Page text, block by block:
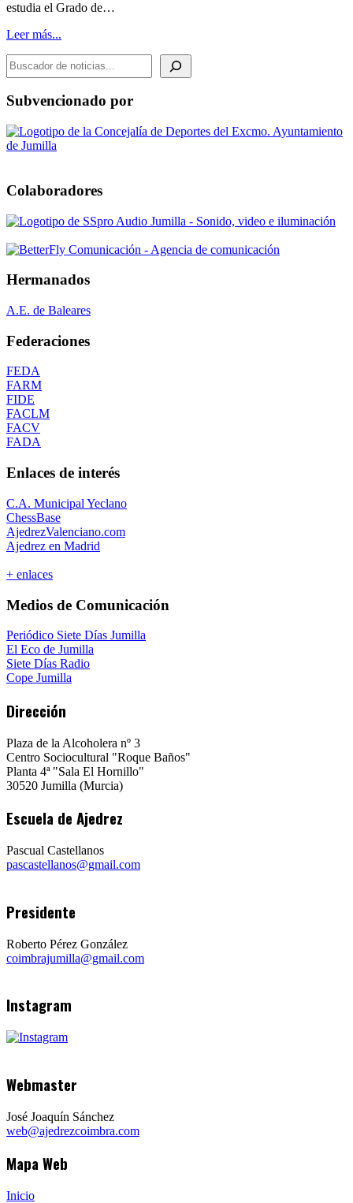
estudia el Grado de…
Leer más...
BUSCADOR DE NOTICIAS
Subvencionado por
Colaboradores
Hermanados
A.E. de Baleares
Federaciones
FEDA
FARM
FIDE
FACLM
FACV
FADA
Enlaces de interés
C.A. Municipal Yeclano
ChessBase
AjedrezValenciano.com
Ajedrez en Madrid
+ enlaces
Medios de Comunicación
Periódico Siete Días Jumilla
El Eco de Jumilla
Siete Días Radio
Cope Jumilla
Dirección
Plaza de la Alcoholera nº 3
Centro Sociocultural "Roque Baños"
Planta 4ª "Sala El Hornillo"
30520 Jumilla (Murcia)
Escuela de Ajedrez
Pascual Castellanos
pascastellanos@gmail.com
Presidente
Roberto Pérez González
coimbrajumilla@gmail.com
Instagram
Webmaster
José Joaquín Sánchez
web@ajedrezcoimbra.com
Mapa Web
Inicio